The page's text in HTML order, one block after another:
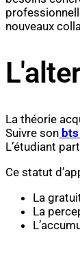
nouveaux
La théorie
Suivre son
L’étudiant
Ce statut
La
La